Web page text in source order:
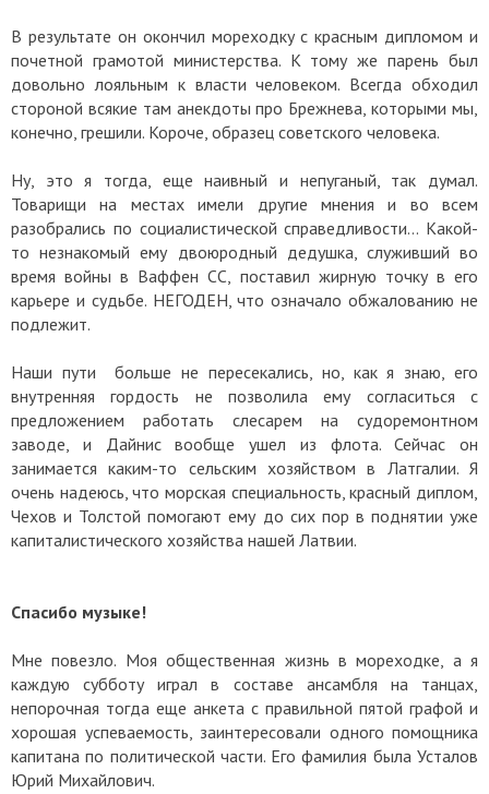
В результате он окончил мореходку с красным дипломом и
почетной грамотой министерства. К тому же парень был
довольно лояльным к власти человеком. Всегда обходил
стороной всякие там анекдоты про Брежнева, которыми мы,
конечно, грешили. Короче, образец советского человека.
Ну, это я тогда, еще наивный и непуганый, так думал.
Товарищи на местах имели другие мнения и во всем
разобрались по социалистической справедливости… Какой-
то незнакомый ему двоюродный дедушка, служивший во
время войны в Ваффен СС, поставил жирную точку в его
карьере и судьбе. НЕГОДЕН, что означало обжалованию не
подлежит.
Наши пути больше не пересекались, но, как я знаю, его
внутренняя гордость не позволила ему согласиться с
предложением работать слесарем на судоремонтном
заводе, и Дайнис вообще ушел из флота. Сейчас он
занимается каким-то сельским хозяйством в Латгалии. Я
очень надеюсь, что морская специальность, красный диплом,
Чехов и Толстой помогают ему до сих пор в поднятии уже
капиталистического хозяйства нашей Латвии.
Спасибо музыке!
Мне повезло. Моя общественная жизнь в мореходке, а я
каждую субботу играл в составе ансамбля на танцах,
непорочная тогда еще анкета с правильной пятой графой и
хорошая успеваемость, заинтересовали одного помощника
капитана по политической части. Его фамилия была Усталов
Юрий Михайлович.